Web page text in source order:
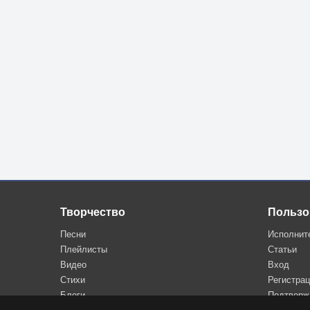
Творчество
Песни
Плейлисты
Видео
Стихи
Блоги
Статьи
Вход